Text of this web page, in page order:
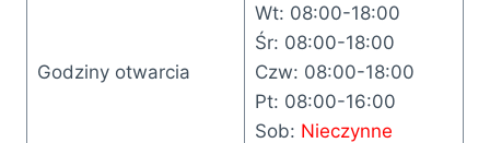
Godziny otwarcia
Wt: 08:00-18:00
Śr: 08:00-18:00
Czw: 08:00-18:00
Pt: 08:00-16:00
Sob: Nieczynne